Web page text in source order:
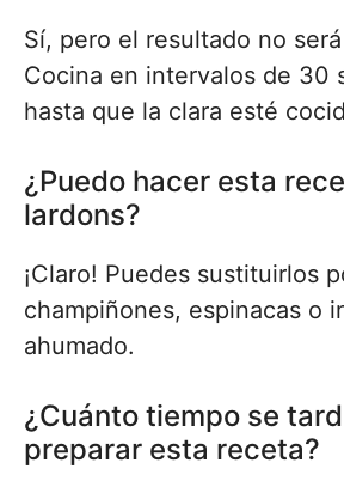
Sí, pero el resultado no
Cocina en intervalos de 30
hasta que la clara esté
¿Puedo hacer esta
lardons?
¡Claro! Puedes sustituirlos
champiñones, espinacas o
ahumado.
¿Cuánto tiempo se
preparar esta receta?